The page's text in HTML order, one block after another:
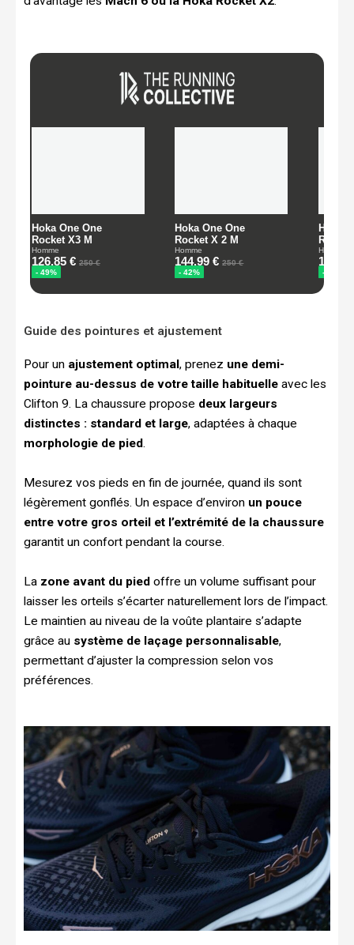
Guide des pointures et ajustement
Pour un ajustement optimal, prenez une demi-
pointure au-dessus de votre taille habituelle avec les
Clifton 9. La chaussure propose deux largeurs
distinctes : standard et large, adaptées à chaque
morphologie de pied.
Mesurez vos pieds en fin de journée, quand ils sont
légèrement gonflés. Un espace d’environ un pouce
entre votre gros orteil et l’extrémité de la chaussure
garantit un confort pendant la course.
La zone avant du pied offre un volume suffisant pour
laisser les orteils s’écarter naturellement lors de l’impact.
Le maintien au niveau de la voûte plantaire s’adapte
grâce au système de laçage personnalisable,
permettant d’ajuster la compression selon vos
préférences.